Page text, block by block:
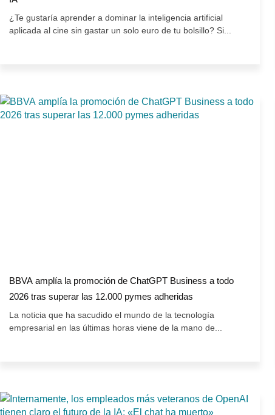
¿Te gustaría aprender a dominar la inteligencia artificial
aplicada al cine sin gastar un solo euro de tu bolsillo? Si...
BBVA amplía la promoción de ChatGPT Business a todo
2026 tras superar las 12.000 pymes adheridas
La noticia que ha sacudido el mundo de la tecnología
empresarial en las últimas horas viene de la mano de...